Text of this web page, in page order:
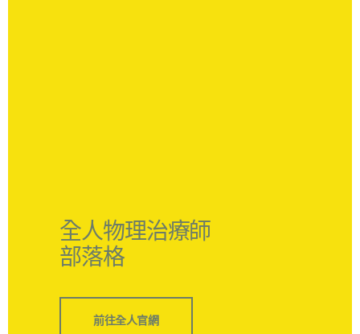
全人物理治療師
部落格
前往全人官網